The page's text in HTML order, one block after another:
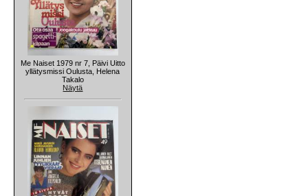
Me Naiset 1979 nr 7, Päivi Uitto
yllätysmissi Oulusta, Helena
Takalo
Näytä